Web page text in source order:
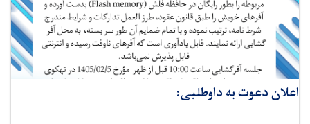
اعلان دعوت به داوطلبی: